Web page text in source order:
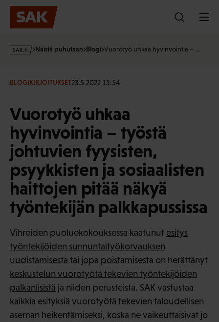
Hyppää
sisältöön
s
·
Näistä puhutaan Blogi Vuorotyö uhkaa hyvinvointia – …
BLOGIKIRJOITUKSET23.5.2022 15:54
Vuorotyö uhkaa
hyvinvointia – työstä
johtuvien fyysisten,
psyykkisten ja sosiaalisten
haittojen pitää näkyä
työntekijän palkkapussissa
Vihreiden puoluekokouksessa kaatunut esitys
työntekijöiden sunnuntaityökorvauksen
uudistamisesta tai jopa poistamisesta on herättänyt
keskustelun vuorotyötä tekevien työntekijöiden
palkanlisistä ja niiden perusteista. SAK vastustaa
kaikkia esityksiä vuorotyötä tekevien taloudellisen
aseman heikentämiseksi, koska ne vaikeuttaisivat jo